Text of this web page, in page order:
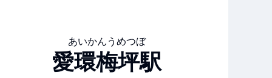
あいかんうめつぼ
愛環梅坪駅